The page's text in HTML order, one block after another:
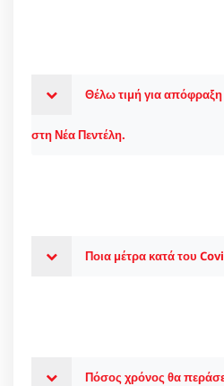
Θέλω τιμή για
στη Νέα Πεντέλη.
Ποια μέτρα κατά του
Πόσος χρόνος θα